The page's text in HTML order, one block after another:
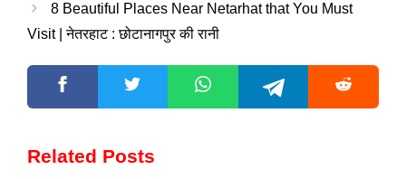
8 Beautiful Places Near Netarhat that You Must
Visit | नेतरहाट : छोटानागपुर की रानी
Related Posts